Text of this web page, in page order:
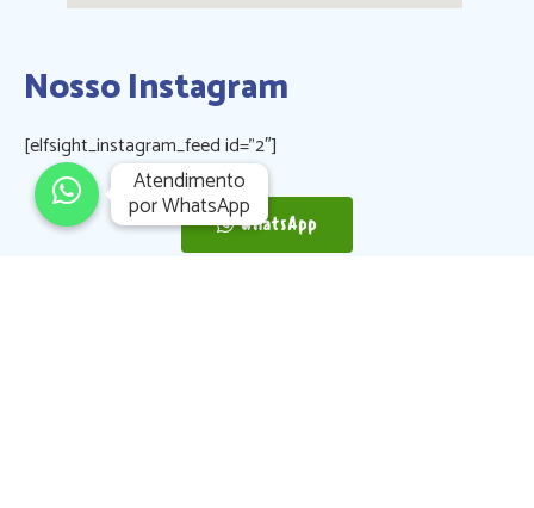
Nosso Instagram
[elfsight_instagram_feed id=”2″]
WhatsApp
Atendimento
por WhatsApp
Atendimento
por WhatsApp